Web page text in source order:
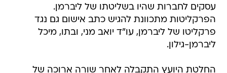
עסקים לחברות שהיו בשליטתו של ליברמן.
הפרקליטות מתכוונת להגיש כתב אישום גם נגד
פרקליטו של ליברמן, עו"ד יואב מני, ובתו, מיכל
ליברמן-גילון.
החלטת היועץ התקבלה לאחר שורה ארוכה של